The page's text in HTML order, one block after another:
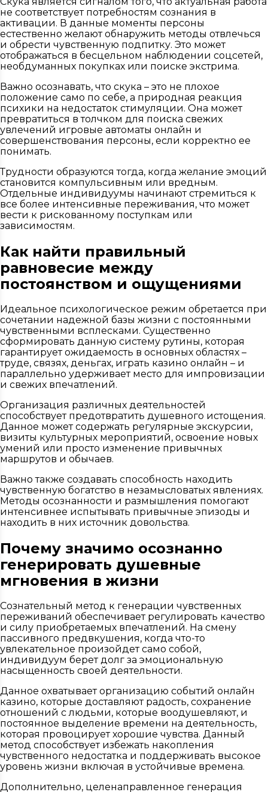
не соответствует потребностям сознания в
активации. В данные моменты персоны
естественно желают обнаружить методы отвлечься
и обрести чувственную подпитку. Это может
отображаться в бесцельном наблюдении соцсетей,
необдуманных покупках или поиске экстрима.
Важно осознавать, что скука – это не плохое
положение само по себе, а природная реакция
психики на недостаток стимуляции. Она может
превратиться в толчком для поиска свежих
увлечений игровые автоматы онлайн и
совершенствования персоны, если корректно ее
понимать.
Трудности образуются тогда, когда желание эмоций
становится компульсивным или вредным.
Отдельные индивидуумы начинают стремиться к
все более интенсивные переживания, что может
вести к рискованному поступкам или
зависимостям.
Как найти правильный
равновесие между
постоянством и ощущениями
Идеальное психологическое режим обретается при
сочетании надежной базы жизни с постоянными
чувственными всплесками. Существенно
сформировать данную систему рутины, которая
гарантирует ожидаемость в основных областях –
труде, связях, деньгах, играть казино онлайн – и
параллельно удерживает место для импровизации
и свежих впечатлений.
Организация различных деятельностей
способствует предотвратить душевного истощения.
Данное может содержать регулярные экскурсии,
визиты культурных мероприятий, освоение новых
умений или просто изменение привычных
маршрутов и обычаев.
Важно также создавать способность находить
чувственную богатство в незамысловатых явлениях.
Методы осознанности и размышления помогают
интенсивнее испытывать привычные эпизоды и
находить в них источник довольства.
Почему значимо осознанно
генерировать душевные
мгновения в жизни
Сознательный метод к генерации чувственных
переживаний обеспечивает регулировать качество
и силу приобретаемых впечатлений. На смену
пассивного предвкушения, когда что-то
увлекательное произойдет само собой,
индивидуум берет долг за эмоциональную
насыщенность своей деятельности.
Данное охватывает организацию событий онлайн
казино, которые доставляют радость, сохранение
отношений с людьми, которые воодушевляют, и
постоянное выделение времени на деятельность,
которая провоцирует хорошие чувства. Данный
метод способствует избежать накопления
чувственного недостатка и поддерживать высокое
уровень жизни включая в устойчивые времена.
Дополнительно, целенаправленное генерация